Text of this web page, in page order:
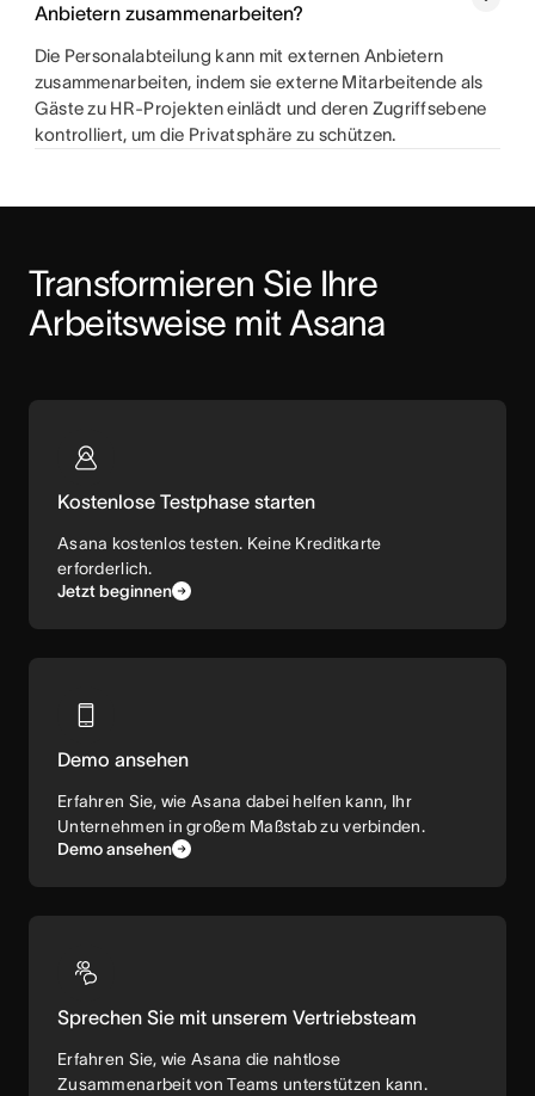
Anbietern zusammenarbeiten?
Die Personalabteilung kann mit externen Anbietern
zusammenarbeiten, indem sie externe Mitarbeitende als
Gäste zu HR-Projekten einlädt und deren Zugriffsebene
kontrolliert, um die Privatsphäre zu schützen.
Transformieren Sie Ihre
Arbeitsweise mit Asana
Kostenlose Testphase starten
Asana kostenlos testen. Keine Kreditkarte
erforderlich.
Jetzt beginnen
Demo ansehen
Erfahren Sie, wie Asana dabei helfen kann, Ihr
Unternehmen in großem Maßstab zu verbinden.
Demo ansehen
Sprechen Sie mit unserem Vertriebsteam
Erfahren Sie, wie Asana die nahtlose
Zusammenarbeit von Teams unterstützen kann.